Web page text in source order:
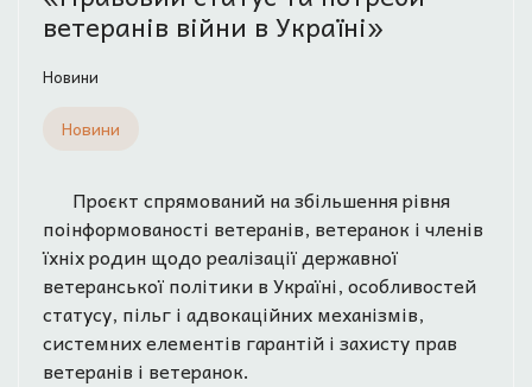
ветеранів війни в Україні»
Новини
Новини
Проєкт спрямований на збільшення рівня
поінформованості ветеранів, ветеранок і членів
їхніх родин щодо реалізації державної
ветеранської політики в Україні, особливостей
статусу, пільг і адвокаційних механізмів,
системних елементів гарантій і захисту прав
ветеранів і ветеранок.